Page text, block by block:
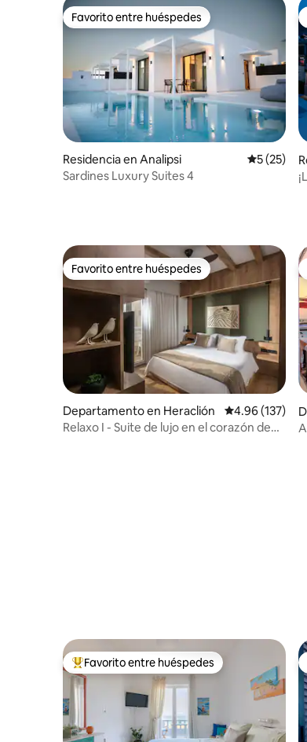
Favorito entre huéspedes
Favorito entre huéspedes
Residencia en Analipsi
5 (25)
Sardines Luxury Suites 4
Favorito entre huéspedes
Favorito entre huéspedes
Departamento en Heraclión Calificación
4.96 (137)
Relaxo I - Suite de lujo en el corazón de
De los mejores en Favorito entre huéspedes
Favorito entre huéspedes